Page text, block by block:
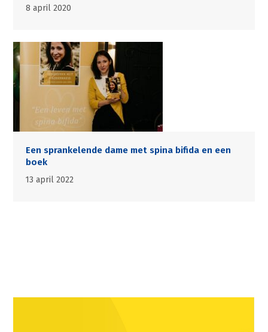
8 april 2020
Een sprankelende dame met spina bifida en een
boek
13 april 2022